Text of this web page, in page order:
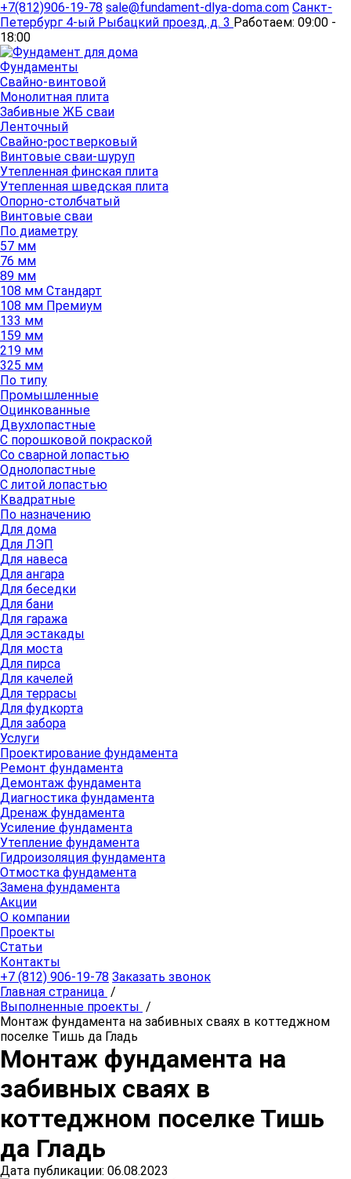
+7(812)906-19-78 sale@fundament-dlya-doma.com Санкт-
Петербург 4-ый Рыбацкий проезд, д. 3 Работаем: 09:00 -
18:00
Фундаменты
Свайно-винтовой
Монолитная плита
Забивные ЖБ сваи
Ленточный
Свайно-ростверковый
Винтовые сваи-шуруп
Утепленная финская плита
Утепленная шведская плита
Опорно-столбчатый
Винтовые сваи
По диаметру
57 мм
76 мм
89 мм
108 мм Стандарт
108 мм Премиум
133 мм
159 мм
219 мм
325 мм
По типу
Промышленные
Оцинкованные
Двухлопастные
С порошковой покраской
Со сварной лопастью
Однолопастные
С литой лопастью
Квадратные
По назначению
Для дома
Для ЛЭП
Для навеса
Для ангара
Для беседки
Для бани
Для гаража
Для эстакады
Для моста
Для пирса
Для качелей
Для террасы
Для фудкорта
Для забора
Услуги
Проектирование фундамента
Ремонт фундамента
Демонтаж фундамента
Диагностика фундамента
Дренаж фундамента
Усиление фундамента
Утепление фундамента
Гидроизоляция фундамента
Отмостка фундамента
Замена фундамента
Акции
О компании
Проекты
Статьи
Контакты
+7 (812) 906-19-78 Заказать звонок
Главная страница /
Выполненные проекты /
Монтаж фундамента на забивных сваях в коттеджном
поселке Тишь да Гладь
Монтаж фундамента на
забивных сваях в
коттеджном поселке Тишь
да Гладь
Дата публикации: 06.08.2023